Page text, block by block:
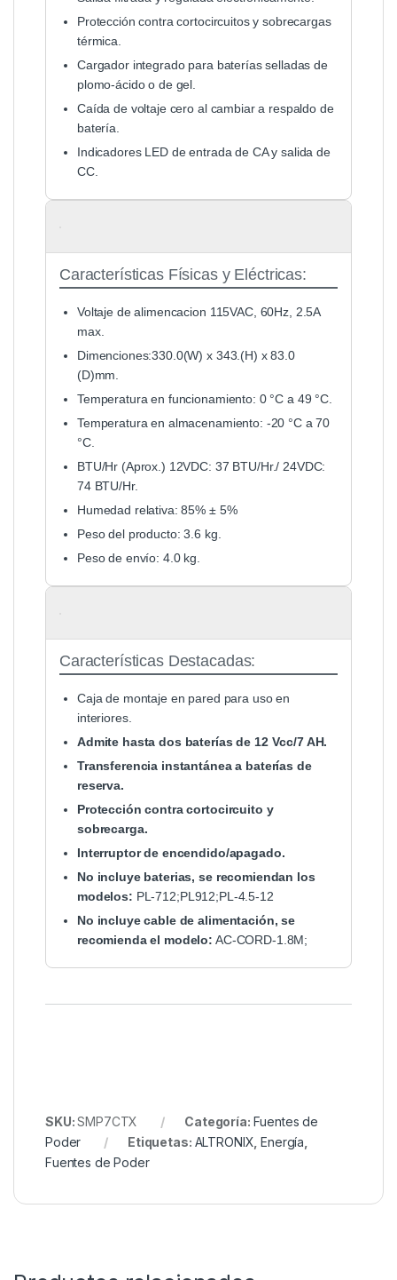
Protección contra cortocircuitos y sobrecargas
térmica.
Cargador integrado para baterías selladas de
plomo-ácido o de gel.
Caída de voltaje cero al cambiar a respaldo de
batería.
Indicadores LED de entrada de CA y salida de
CC.
Características Físicas y Eléctricas:
Voltaje de alimencacion 115VAC, 60Hz, 2.5A
max.
Dimenciones:330.0(W) x 343.(H) x 83.0
(D)mm.
Temperatura en funcionamiento: 0 °C a 49 °C.
Temperatura en almacenamiento: -20 °C a 70
°C.
BTU/Hr (Aprox.) 12VDC: 37 BTU/Hr./ 24VDC:
74 BTU/Hr.
Humedad relativa: 85% ± 5%
Peso del producto: 3.6 kg.
Peso de envío: 4.0 kg.
Características Destacadas:
Caja de montaje en pared para uso en
interiores.
Admite hasta dos baterías de 12 Vcc/7 AH.
Transferencia instantánea a baterías de
reserva.
Protección contra cortocircuito y
sobrecarga.
Interruptor de encendido/apagado.
No incluye baterias, se recomiendan los
modelos: PL-712;PL912;PL-4.5-12
No incluye cable de alimentación, se
recomienda el modelo: AC-CORD-1.8M;
SKU:SMP7CTX Categoría: Fuentes de
Poder
Etiquetas: ALTRONIX ,Energía
Fuentes de Poder